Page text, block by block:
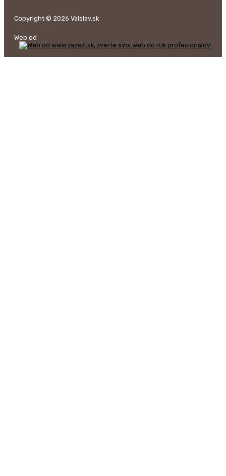
Copyright © 2026 Valslav.sk
Web od